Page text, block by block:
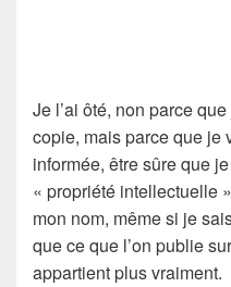
Je l’ai ôté, non parce
copie, mais parce que je
informée, être sûre que
« propriété intellectuelle
mon nom, même si je
que ce que l’on publie
appartient plus vraiment.